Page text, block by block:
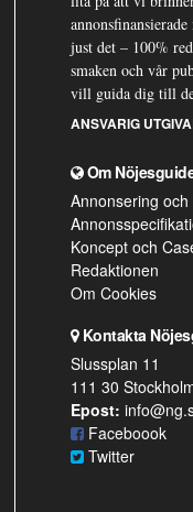
just det – 100%
smaken och vår
vill guida dig till
ANSVARIG
Om
Annonsering
Koncept och
Redaktionen
Om Cookies
Kontakta
Slussplan 11
111 30
Epost:
Faceboook
Twitter